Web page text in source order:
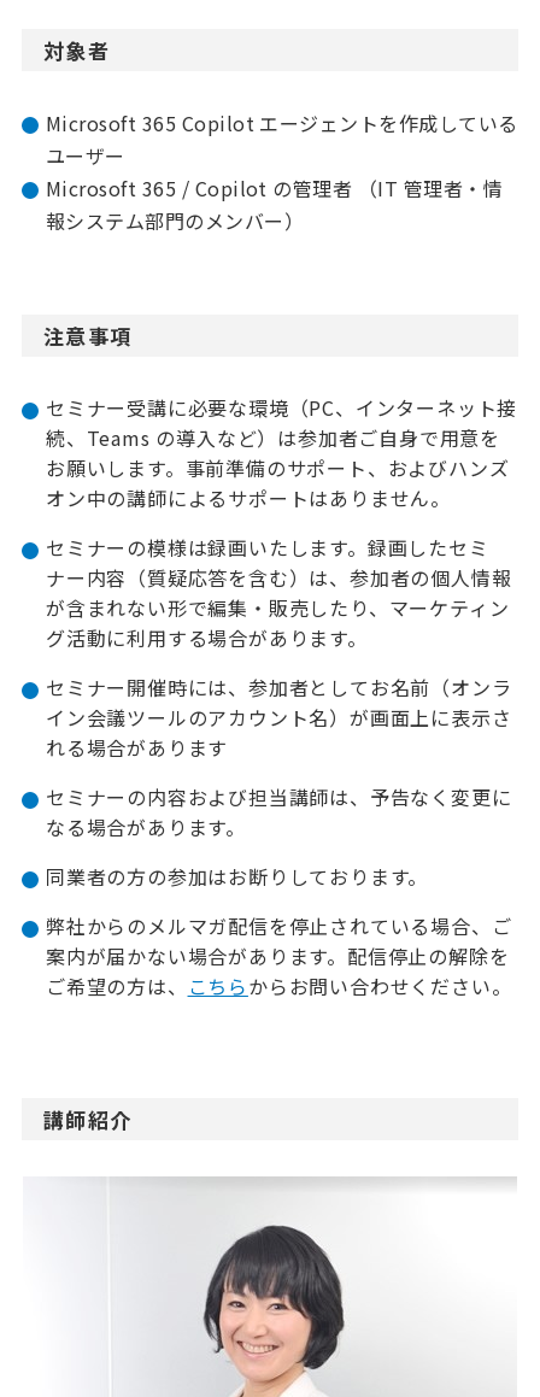
対象者
Microsoft 365 Copilot エージェントを作成している
ユーザー
Microsoft 365 / Copilot の管理者 （IT 管理者・情
報システム部門のメンバー）​
注意事項
セミナー受講に必要な環境（PC、インターネット接
続、Teams の導入など）は参加者ご自身で用意を
お願いします。事前準備のサポート、およびハンズ
オン中の講師によるサポートはありません。
セミナーの模様は録画いたします。録画したセミ
ナー内容（質疑応答を含む）は、参加者の個人情報
が含まれない形で編集・販売したり、マーケティン
グ活動に利用する場合があります。​
セミナー開催時には、参加者としてお名前（オンラ
イン会議ツールのアカウント名）が画面上に表示さ
れる場合があります
セミナーの内容および担当講師は、予告なく変更に
なる場合があります。
同業者の方の参加はお断りしております。
弊社からのメルマガ配信を停止されている場合、ご
案内が届かない場合があります。配信停止の解除を
ご希望の方は、 こちらからお問い合わせください。
講師紹介